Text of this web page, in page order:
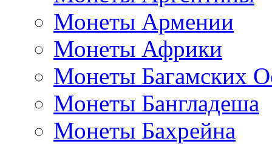
Монеты Армении
Монеты Африки
Монеты Багамских
Монеты Бангладеша
Монеты Бахрейна